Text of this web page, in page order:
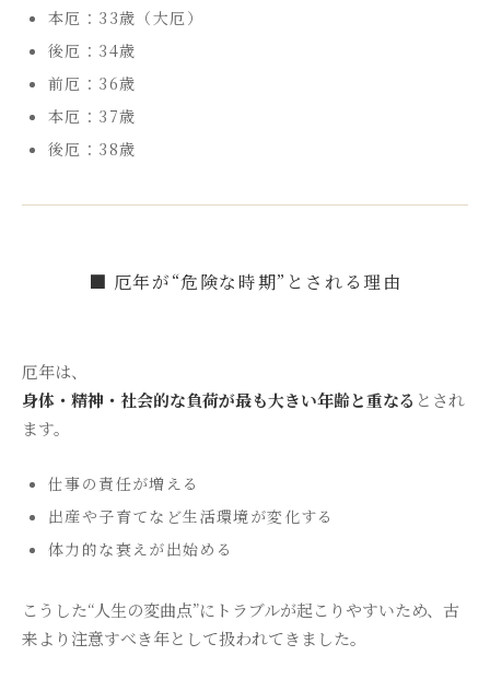
本厄：33歳（大厄）
後厄：34歳
前厄：36歳
本厄：37歳
後厄：38歳
■ 厄年が“危険な時期”とされる理由
厄年は、
身体・精神・社会的な負荷が最も大きい年齢と重なる とされ
ます。
仕事の責任が増える
出産や子育てなど生活環境が変化する
体力的な衰えが出始める
こうした“人生の変曲点”にトラブルが起こりやすいため、古
来より注意すべき年として扱われてきました。